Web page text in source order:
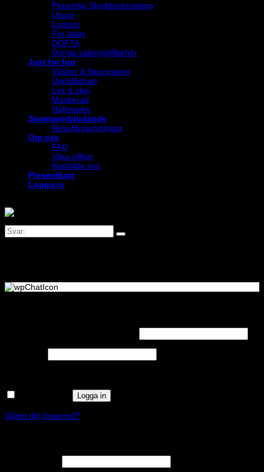
Personlig Skyddsutrustning
Utsug
Lampor
För laser
DOFTA
Övriga salongstillbehör
Just for fun
Väskor & Neccesärer
Uppblåsbart
Lek & skoj
Maskerad
Halloween
Sommarerbjudande
Reseförpackningar
Om oss
FAQ
Våra villkor
Kontakta oss
Presentkort
Logga in
Logga in
Glömt ditt lösenord?